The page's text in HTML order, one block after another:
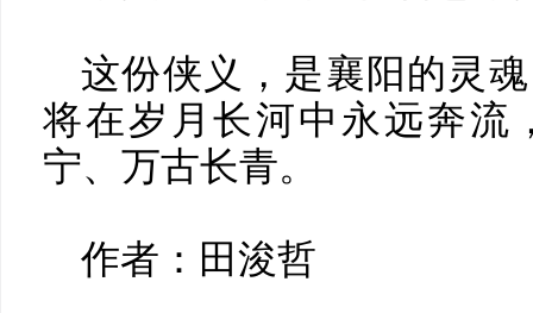
这份侠义，是襄阳的灵
将在岁月长河中永远奔流
宁、万古长青。
作者：田浚哲